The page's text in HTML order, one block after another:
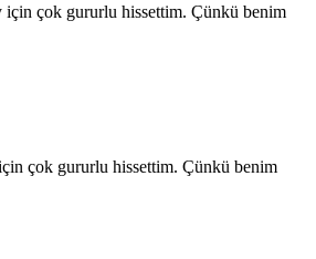
için çok gururlu hissettim. Çünkü benim
için çok gururlu hissettim. Çünkü benim